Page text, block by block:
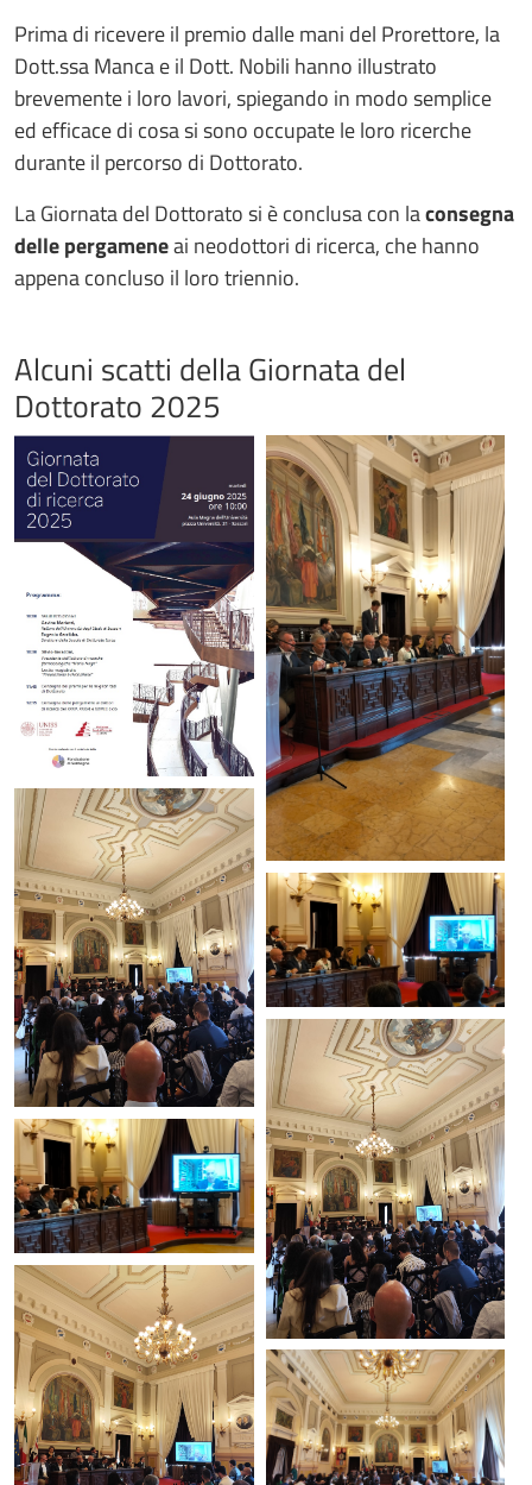
Prima di ricevere il premio dalle mani del Prorettore, la
Dott.ssa Manca e il Dott. Nobili hanno illustrato
brevemente i loro lavori, spiegando in modo semplice
ed efficace di cosa si sono occupate le loro ricerche
durante il percorso di Dottorato.
La Giornata del Dottorato si è conclusa con laconsegna
delle pergameneai neodottori di ricerca, che hanno
appena concluso il loro triennio.
Alcuni scatti della Giornata del
Dottorato 2025